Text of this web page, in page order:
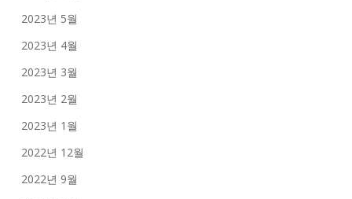
2023년 5월
2023년 4월
2023년 3월
2023년 2월
2023년 1월
2022년 12월
2022년 9월